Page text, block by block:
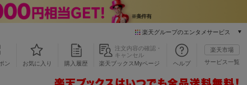
楽天グループのエンタメサービス
本/ゲーム/CD/DVD
楽天ブックス
楽天Kobo
ン お気に入り 購入履歴
注文内容の確認・
キャンセル
楽天ブックスMyページ
ヘルプ
楽天市場
サービス一覧